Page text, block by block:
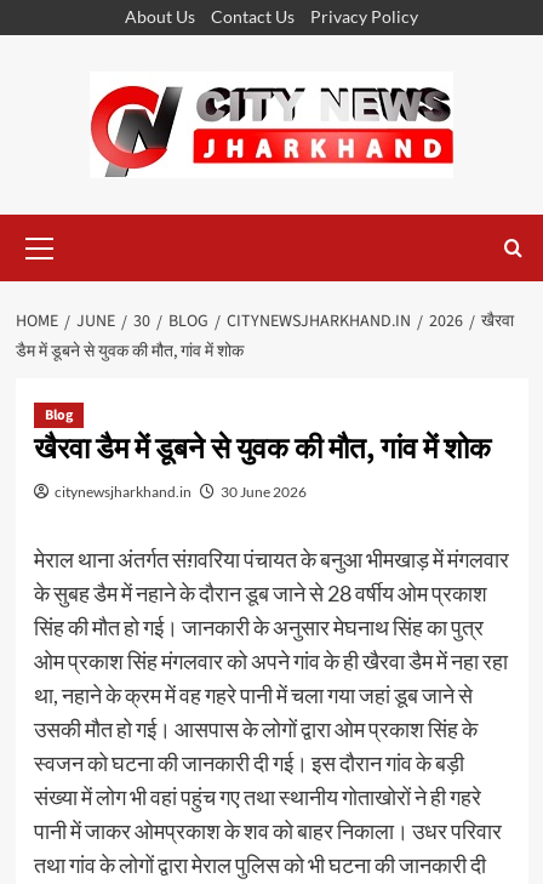
About Us Contact Us Privacy Policy
Menu
HOME JUNE 30 BLOG CITYNEWSJHARKHAND.IN 2026
खैरवा
डैम में डूबने से युवक की मौत, गांव में शोक
Blog
खैरवा डैम में डूबने से युवक की मौत, गांव में शोक
citynewsjharkhand.in 30 June 2026
मेराल थाना अंतर्गत संग़वरिया पंचायत के बनुआ भीमखाड़ में मंगलवार
के सुबह डैम में नहाने के दौरान डूब जाने से 28 वर्षीय ओम प्रकाश
सिंह की मौत हो गई। जानकारी के अनुसार मेघनाथ सिंह का पुत्र
ओम प्रकाश सिंह मंगलवार को अपने गांव के ही खैरवा डैम में नहा रहा
था, नहाने के क्रम में वह गहरे पानी में चला गया जहां डूब जाने से
उसकी मौत हो गई। आसपास के लोगों द्वारा ओम प्रकाश सिंह के
स्वजन को घटना की जानकारी दी गई। इस दौरान गांव के बड़ी
संख्या में लोग भी वहां पहुंच गए तथा स्थानीय गोताखोरों ने ही गहरे
पानी में जाकर ओमप्रकाश के शव को बाहर निकाला। उधर परिवार
तथा गांव के लोगों द्वारा मेराल पुलिस को भी घटना की जानकारी दी